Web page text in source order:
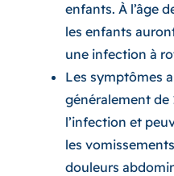
enfants. À l’âge
les enfants
une infection à
Les symptômes
généralement de
l’infection et
les
douleurs